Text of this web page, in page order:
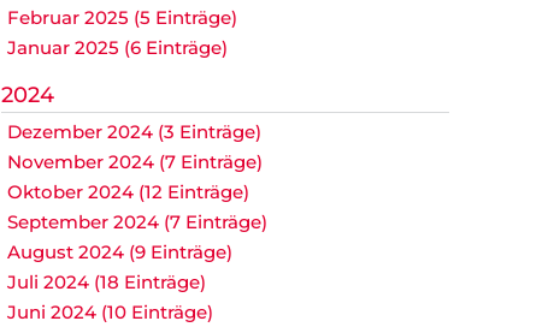
Februar 2025 (5 Einträge)
Januar 2025 (6 Einträge)
2024
Dezember 2024 (3 Einträge)
November 2024 (7 Einträge)
Oktober 2024 (12 Einträge)
September 2024 (7 Einträge)
August 2024 (9 Einträge)
Juli 2024 (18 Einträge)
Juni 2024 (10 Einträge)